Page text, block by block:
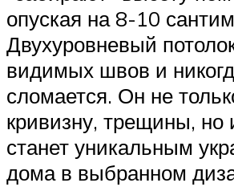
опуская на 8-10
Двухуровневый
видимых швов и
сломается. Он не
кривизну, трещины, но
станет уникальным
дома в выбранном